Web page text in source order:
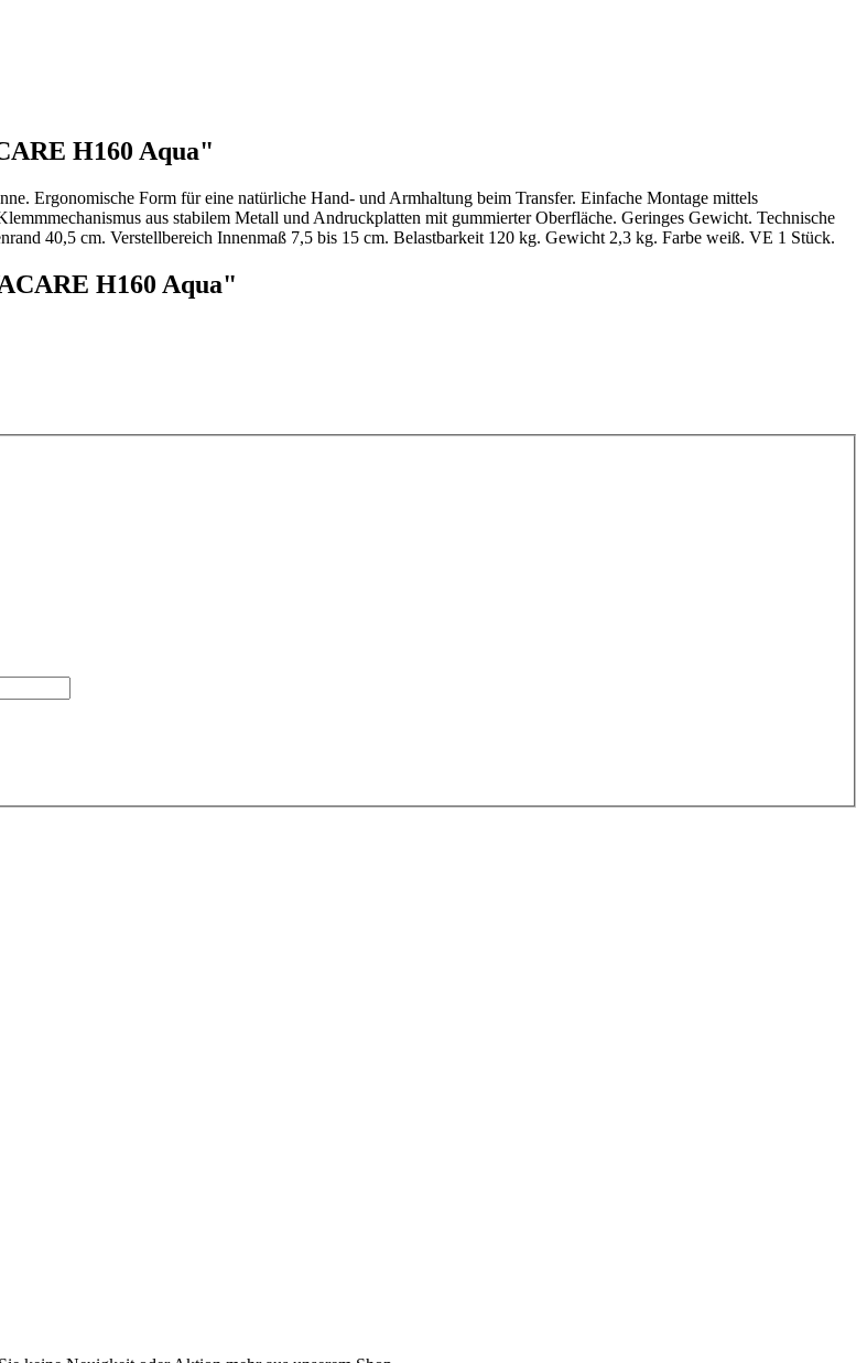
H160 Aqua"
Ergonomische Form für eine natürliche Hand- und Armhaltung beim Transfer. Einfache Montage mittels
aus stabilem Metall und Andruckplatten mit gummierter Oberfläche. Geringes Gewicht. Technische
40,5 cm. Verstellbereich Innenmaß 7,5 bis 15 cm. Belastbarkeit 120 kg. Gewicht 2,3 kg. Farbe weiß. VE 1 Stück.
H160 Aqua"